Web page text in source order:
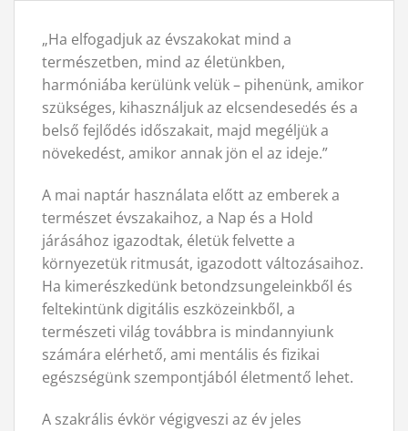
„Ha elfogadjuk az évszakokat mind a
természetben, mind az életünkben,
harmóniába kerülünk velük – pihenünk, amikor
szükséges, kihasználjuk az elcsendesedés és a
belső fejlődés időszakait, majd megéljük a
növekedést, amikor annak jön el az ideje.”
A mai naptár használata előtt az emberek a
természet évszakaihoz, a Nap és a Hold
járásához igazodtak, életük felvette a
környezetük ritmusát, igazodott változásaihoz.
Ha kimerészkedünk betondzsungeleinkből és
feltekintünk digitális eszközeinkből, a
természeti világ továbbra is mindannyiunk
számára elérhető, ami mentális és fizikai
egészségünk szempontjából életmentő lehet.
A szakrális évkör végigveszi az év jeles